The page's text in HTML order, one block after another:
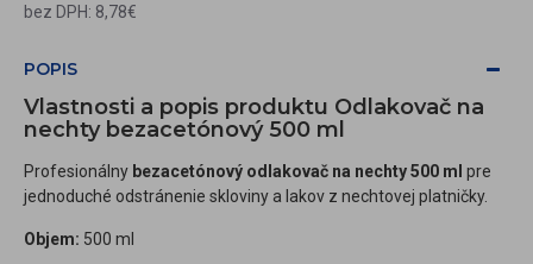
bez DPH: 8,78€
POPIS
Vlastnosti a popis produktu Odlakovač na
nechty bezacetónový 500 ml
Profesionálny bezacetónový odlakovač na nechty 500 ml pre
jednoduché odstránenie skloviny a lakov z nechtovej platničky.
Objem: 500 ml